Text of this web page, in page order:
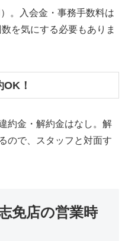
。入会金・事務手数料は
を気にする必要もありま
！
約金・解約金はなし。解
ので、スタッフと対面す
免店の営業時